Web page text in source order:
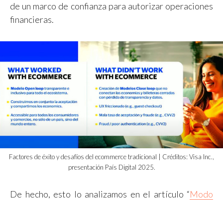
de un marco de confianza para autorizar operaciones
financieras.
Factores de éxito y desafíos del ecommerce tradicional | Créditos: Visa Inc.,
presentación País Digital 2025.
De hecho, esto lo analizamos en el artículo “Modo